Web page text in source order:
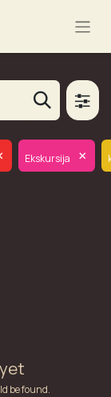
Ekskursija ×
be found.